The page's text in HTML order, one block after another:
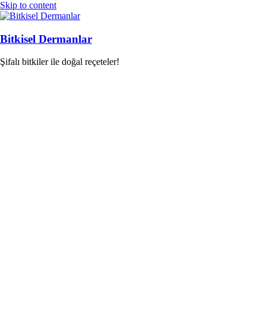
Skip to content
Bitkisel Dermanlar
Şifalı bitkiler ile doğal reçeteler!